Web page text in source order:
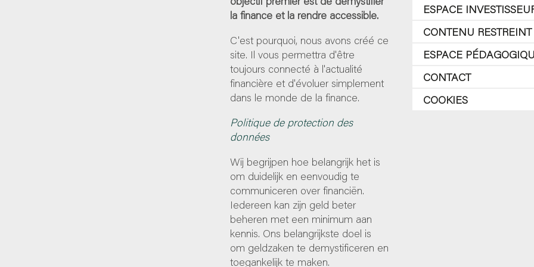
la finance et la rendre accessible.
C'est pourquoi, nous avons créé ce
site. Il vous permettra d'être
toujours connecté à l'actualité
financière et d'évoluer simplement
dans le monde de la finance.
Politique de protection des
données
Wij begrijpen hoe belangrijk het is
om duidelijk en eenvoudig te
communiceren over financiën.
Iedereen kan zijn geld beter
beheren met een minimum aan
kennis. Ons belangrijkste doel is
om geldzaken te demystificeren en
toegankelijk te maken.
ESPACE
CONTENU RESTREINT
ESPACE
CONTACT
COOKIES